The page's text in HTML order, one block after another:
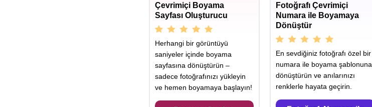
Çevrimiçi Boyama
Sayfası Oluşturucu
Herhangi bir görüntüyü
saniyeler içinde boyama
sayfasına dönüştürün –
sadece fotoğrafınızı yükleyin
ve hemen boyamaya başlayın!
Fotoğrafı Çevrimiçi
Numara ile Boyamaya
Dönüştür
En sevdiğiniz fotoğrafı özel bir
numara ile boyama şablonuna
dönüştürün ve anılarınızı
renklerle hayata geçirin.